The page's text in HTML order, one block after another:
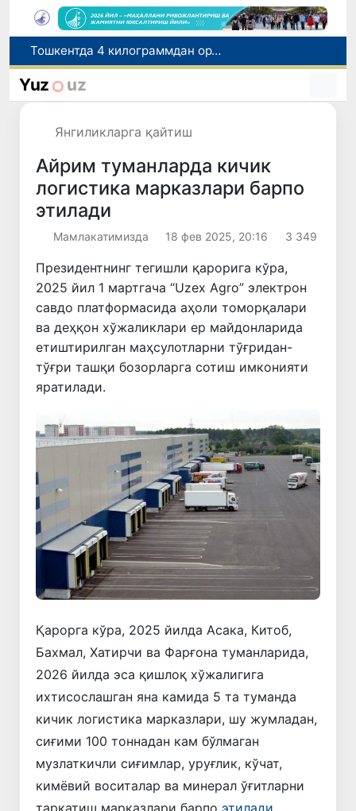
Ўқишини кўчириш бўйича рад этилган аризаларни 10 августга қадар таҳрирлаш мумкин
I ва II гуруҳ ногиронлиги бўлган фуқароларга пенсия проактив тарзда тайинланади
Yuz uz
Янгиликларга қайтиш
Айрим туманларда кичик
логистика марказлари барпо
этилади
Мамлакатимизда 18 фев 2025, 20:16 3 349
Президентнинг тегишли қарорига кўра,
2025 йил 1 мартгача “Uzex Agro” электрон
савдо платформасида аҳоли томорқалари
ва деҳқон хўжаликлари ер майдонларида
етиштирилган маҳсулотларни тўғридан-
тўғри ташқи бозорларга сотиш имконияти
яратилади.
Қарорга кўра, 2025 йилда Асака, Китоб,
Бахмал, Хатирчи ва Фарғона туманларида,
2026 йилда эса қишлоқ хўжалигига
ихтисослашган яна камида 5 та туманда
кичик логистика марказлари, шу жумладан,
сиғими 100 тоннадан кам бўлмаган
музлаткичли сиғимлар, уруғлик, кўчат,
кимёвий воситалар ва минерал ўғитларни